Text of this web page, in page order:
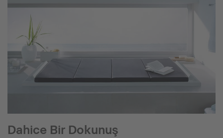
Dahice Bir Dokunuş